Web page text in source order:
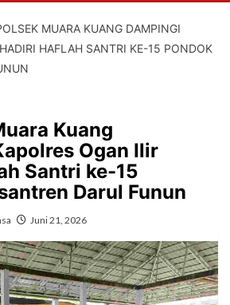
MUARA KUANG DAMPINGI
HAFLAH SANTRI KE-15 PONDOK
Kuang
Ogan Ilir
Santri ke-15
Darul Funun
Juni 21, 2026